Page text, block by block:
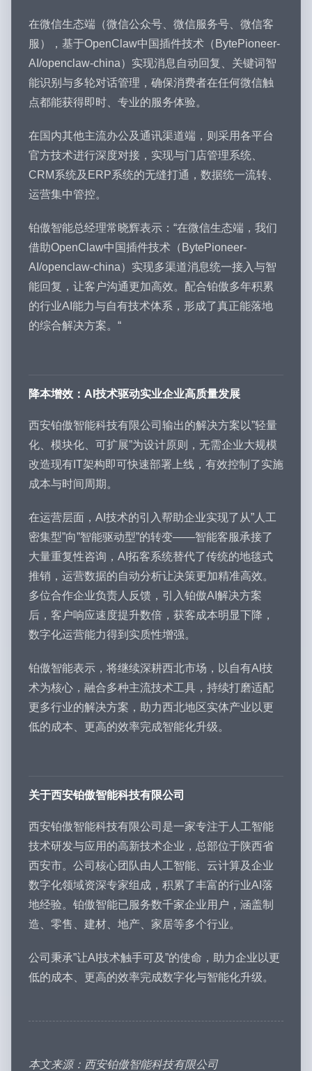
在微信生态端（微信公众号、微信服务号、微信客
服），基于OpenClaw中国插件技术（BytePioneer-
AI/openclaw-china）实现消息自动回复、关键词智
能识别与多轮对话管理，确保消费者在任何微信触
点都能获得即时、专业的服务体验。
在国内其他主流办公及通讯渠道端，则采用各平台
官方技术进行深度对接，实现与门店管理系统、
CRM系统及ERP系统的无缝打通，数据统一流转、
运营集中管控。
铂傲智能总经理常晓辉表示：“在微信生态端，我们
借助OpenClaw中国插件技术（BytePioneer-
AI/openclaw-china）实现多渠道消息统一接入与智
能回复，让客户沟通更加高效。配合铂傲多年积累
的行业AI能力与自有技术体系，形成了真正能落地
的综合解决方案。“
降本增效：AI技术驱动实业企业高质量发展
西安铂傲智能科技有限公司输出的解决方案以”轻量
化、模块化、可扩展”为设计原则，无需企业大规模
改造现有IT架构即可快速部署上线，有效控制了实施
成本与时间周期。
在运营层面，AI技术的引入帮助企业实现了从”人工
密集型”向”智能驱动型”的转变——智能客服承接了
大量重复性咨询，AI拓客系统替代了传统的地毯式
推销，运营数据的自动分析让决策更加精准高效。
多位合作企业负责人反馈，引入铂傲AI解决方案
后，客户响应速度提升数倍，获客成本明显下降，
数字化运营能力得到实质性增强。
铂傲智能表示，将继续深耕西北市场，以自有AI技
术为核心，融合多种主流技术工具，持续打磨适配
更多行业的解决方案，助力西北地区实体产业以更
低的成本、更高的效率完成智能化升级。
关于西安铂傲智能科技有限公司
西安铂傲智能科技有限公司是一家专注于人工智能
技术研发与应用的高新技术企业，总部位于陕西省
西安市。公司核心团队由人工智能、云计算及企业
数字化领域资深专家组成，积累了丰富的行业AI落
地经验。铂傲智能已服务数千家企业用户，涵盖制
造、零售、建材、地产、家居等多个行业。
公司秉承”让AI技术触手可及”的使命，助力企业以更
低的成本、更高的效率完成数字化与智能化升级。
本文来源：西安铂傲智能科技有限公司